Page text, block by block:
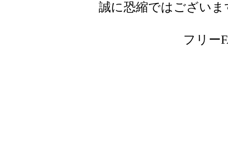
誠に恐縮ではござい
フリー